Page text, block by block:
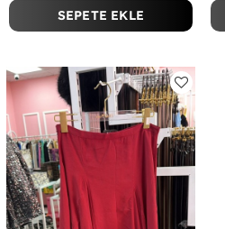
SEPETE EKLE